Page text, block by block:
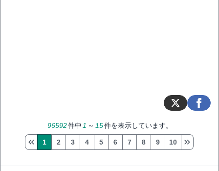
96592件中 1 ～ 15件を表示しています。
1 2 3 4 5 6 7 8 9 10